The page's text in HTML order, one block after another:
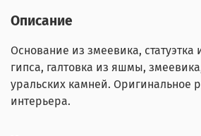
Описание
Основание из змеевика, статуэтка
гипса, галтовка из яшмы,
уральских камней. Оригинальное
интерьера.